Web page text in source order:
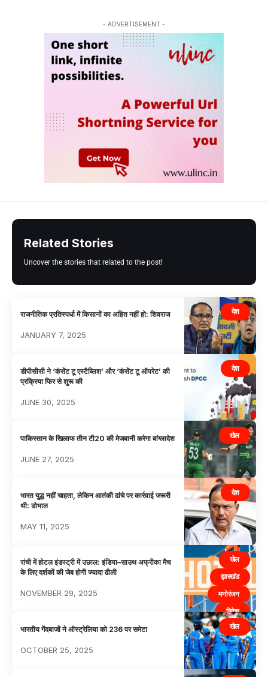
- ADVERTISEMENT -
Related Stories
Uncover the stories that related to the post!
देश
राजनीतिक प्रतिस्पर्धा में किसानों का अहित नहीं हो: शिवराज
JANUARY 7, 2025
देश
डीपीसीसी ने ‘कंसेंट टू एस्टैब्लिश’ और ‘कंसेंट टू ऑपरेट’ की
प्रक्रिया फिर से शुरू की
JUNE 30, 2025
खेल
पाकिस्तान के खिलाफ तीन टी20 की मेजबानी करेगा बांग्लादेश
JUNE 27, 2025
देश
भारत युद्ध नहीं चाहता, लेकिन आतंकी ढांचे पर कार्रवाई जरूरी
थी: डोभाल
MAY 11, 2025
खेल
झारखंड
मनोरंजन
विदेश
रांची में होटल इंडस्ट्री में उछाल: इंडिया–साउथ अफ्रीका मैच
के लिए दर्शकों की जेब होगी ज्यादा ढीली
NOVEMBER 29, 2025
खेल
भारतीय गेंदबाजों ने ऑस्ट्रेलिया को 236 पर समेटा
OCTOBER 25, 2025